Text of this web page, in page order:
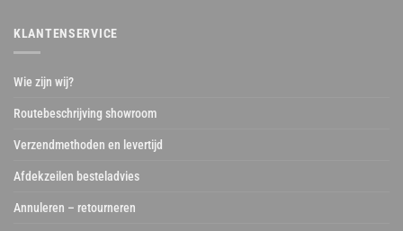
KLANTENSERVICE
Wie zijn wij?
Routebeschrijving showroom
Verzendmethoden en levertijd
Afdekzeilen besteladvies
Annuleren – retourneren